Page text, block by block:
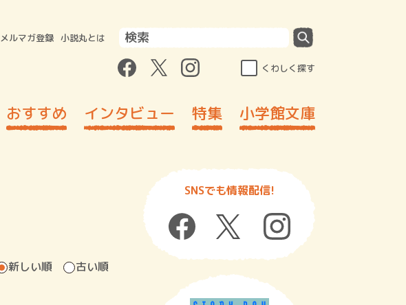
メルマガ登録 小説丸とは
くわしく探す
おすすめ インタビュー 特集 小学館文庫
新しい順 古い順
SNSでも情報配信!